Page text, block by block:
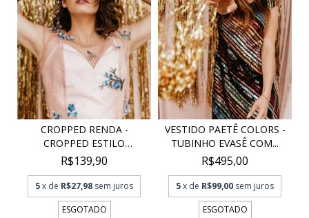
CROPPED RENDA -
CROPPED ESTILO
CAMISETA...
R$139,90
5x de R$27,98 sem juros
ESGOTADO
VESTIDO PAETÊ COLORS -
TUBINHO EVASÊ COM...
R$495,00
5x de R$99,00 sem juros
ESGOTADO